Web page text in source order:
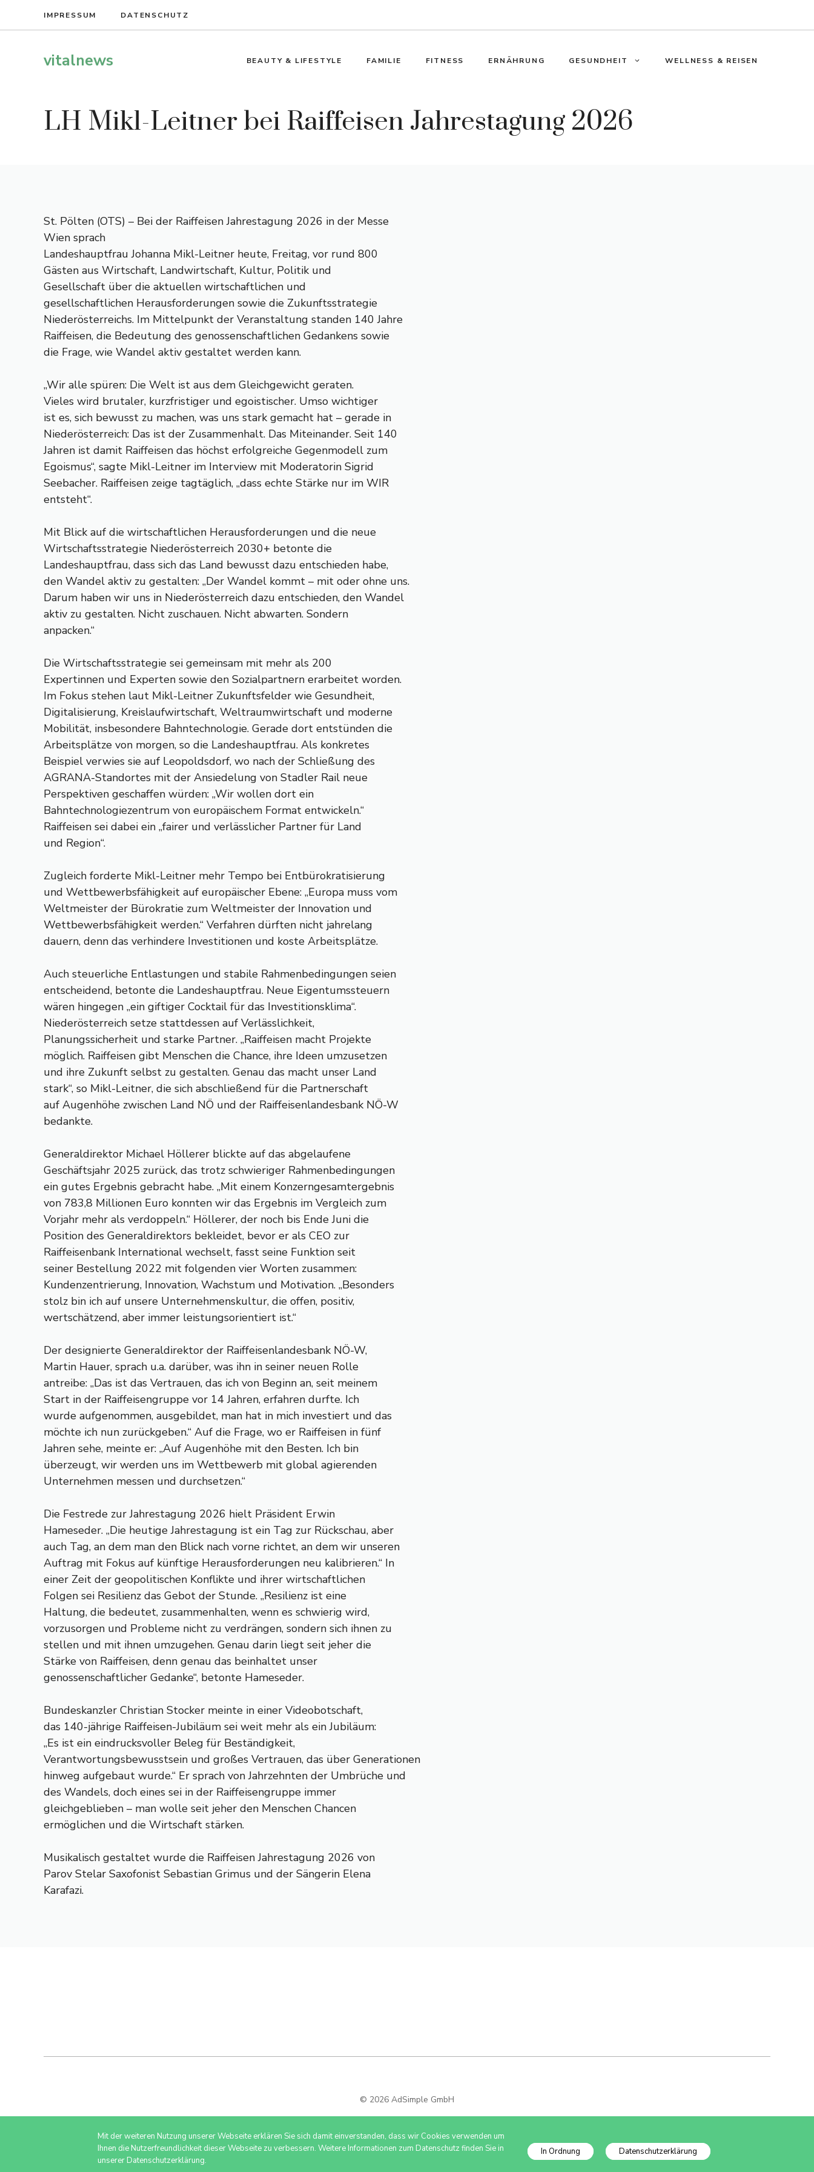
IMPRESSUM DATENSCHUTZ
vitalnews BEAUTY & LIFESTYLE FAMILIE FITNESS ERNÄHRUNG GESUNDHEIT WELLNESS & REISEN
LH Mikl-Leitner bei Raiffeisen Jahrestagung 2026
St. Pölten (OTS) – Bei der Raiffeisen Jahrestagung 2026 in der Messe
Wien sprach
Landeshauptfrau Johanna Mikl-Leitner heute, Freitag, vor rund 800
Gästen aus Wirtschaft, Landwirtschaft, Kultur, Politik und
Gesellschaft über die aktuellen wirtschaftlichen und
gesellschaftlichen Herausforderungen sowie die Zukunftsstrategie
Niederösterreichs. Im Mittelpunkt der Veranstaltung standen 140 Jahre
Raiffeisen, die Bedeutung des genossenschaftlichen Gedankens sowie
die Frage, wie Wandel aktiv gestaltet werden kann.
„Wir alle spüren: Die Welt ist aus dem Gleichgewicht geraten.
Vieles wird brutaler, kurzfristiger und egoistischer. Umso wichtiger
ist es, sich bewusst zu machen, was uns stark gemacht hat – gerade in
Niederösterreich: Das ist der Zusammenhalt. Das Miteinander. Seit 140
Jahren ist damit Raiffeisen das höchst erfolgreiche Gegenmodell zum
Egoismus“, sagte Mikl-Leitner im Interview mit Moderatorin Sigrid
Seebacher. Raiffeisen zeige tagtäglich, „dass echte Stärke nur im WIR
entsteht“.
Mit Blick auf die wirtschaftlichen Herausforderungen und die neue
Wirtschaftsstrategie Niederösterreich 2030+ betonte die
Landeshauptfrau, dass sich das Land bewusst dazu entschieden habe,
den Wandel aktiv zu gestalten: „Der Wandel kommt – mit oder ohne uns.
Darum haben wir uns in Niederösterreich dazu entschieden, den Wandel
aktiv zu gestalten. Nicht zuschauen. Nicht abwarten. Sondern
anpacken.“
Die Wirtschaftsstrategie sei gemeinsam mit mehr als 200
Expertinnen und Experten sowie den Sozialpartnern erarbeitet worden.
Im Fokus stehen laut Mikl-Leitner Zukunftsfelder wie Gesundheit,
Digitalisierung, Kreislaufwirtschaft, Weltraumwirtschaft und moderne
Mobilität, insbesondere Bahntechnologie. Gerade dort entstünden die
Arbeitsplätze von morgen, so die Landeshauptfrau. Als konkretes
Beispiel verwies sie auf Leopoldsdorf, wo nach der Schließung des
AGRANA-Standortes mit der Ansiedelung von Stadler Rail neue
Perspektiven geschaffen würden: „Wir wollen dort ein
Bahntechnologiezentrum von europäischem Format entwickeln.“
Raiffeisen sei dabei ein „fairer und verlässlicher Partner für Land
und Region“.
Zugleich forderte Mikl-Leitner mehr Tempo bei Entbürokratisierung
und Wettbewerbsfähigkeit auf europäischer Ebene: „Europa muss vom
Weltmeister der Bürokratie zum Weltmeister der Innovation und
Wettbewerbsfähigkeit werden.“ Verfahren dürften nicht jahrelang
dauern, denn das verhindere Investitionen und koste Arbeitsplätze.
Auch steuerliche Entlastungen und stabile Rahmenbedingungen seien
entscheidend, betonte die Landeshauptfrau. Neue Eigentumssteuern
wären hingegen „ein giftiger Cocktail für das Investitionsklima“.
Niederösterreich setze stattdessen auf Verlässlichkeit,
Planungssicherheit und starke Partner. „Raiffeisen macht Projekte
möglich. Raiffeisen gibt Menschen die Chance, ihre Ideen umzusetzen
und ihre Zukunft selbst zu gestalten. Genau das macht unser Land
stark“, so Mikl-Leitner, die sich abschließend für die Partnerschaft
auf Augenhöhe zwischen Land NÖ und der Raiffeisenlandesbank NÖ-W
bedankte.
Generaldirektor Michael Höllerer blickte auf das abgelaufene
Geschäftsjahr 2025 zurück, das trotz schwieriger Rahmenbedingungen
ein gutes Ergebnis gebracht habe. „Mit einem Konzerngesamtergebnis
von 783,8 Millionen Euro konnten wir das Ergebnis im Vergleich zum
Vorjahr mehr als verdoppeln.“ Höllerer, der noch bis Ende Juni die
Position des Generaldirektors bekleidet, bevor er als CEO zur
Raiffeisenbank International wechselt, fasst seine Funktion seit
seiner Bestellung 2022 mit folgenden vier Worten zusammen:
Kundenzentrierung, Innovation, Wachstum und Motivation. „Besonders
stolz bin ich auf unsere Unternehmenskultur, die offen, positiv,
wertschätzend, aber immer leistungsorientiert ist.“
Der designierte Generaldirektor der Raiffeisenlandesbank NÖ-W,
Martin Hauer, sprach u.a. darüber, was ihn in seiner neuen Rolle
antreibe: „Das ist das Vertrauen, das ich von Beginn an, seit meinem
Start in der Raiffeisengruppe vor 14 Jahren, erfahren durfte. Ich
wurde aufgenommen, ausgebildet, man hat in mich investiert und das
möchte ich nun zurückgeben.“ Auf die Frage, wo er Raiffeisen in fünf
Jahren sehe, meinte er: „Auf Augenhöhe mit den Besten. Ich bin
überzeugt, wir werden uns im Wettbewerb mit global agierenden
Unternehmen messen und durchsetzen.“
Die Festrede zur Jahrestagung 2026 hielt Präsident Erwin
Hameseder. „Die heutige Jahrestagung ist ein Tag zur Rückschau, aber
auch Tag, an dem man den Blick nach vorne richtet, an dem wir unseren
Auftrag mit Fokus auf künftige Herausforderungen neu kalibrieren.“ In
einer Zeit der geopolitischen Konflikte und ihrer wirtschaftlichen
Folgen sei Resilienz das Gebot der Stunde. „Resilienz ist eine
Haltung, die bedeutet, zusammenhalten, wenn es schwierig wird,
vorzusorgen und Probleme nicht zu verdrängen, sondern sich ihnen zu
stellen und mit ihnen umzugehen. Genau darin liegt seit jeher die
Stärke von Raiffeisen, denn genau das beinhaltet unser
genossenschaftlicher Gedanke“, betonte Hameseder.
Bundeskanzler Christian Stocker meinte in einer Videobotschaft,
das 140-jährige Raiffeisen-Jubiläum sei weit mehr als ein Jubiläum:
„Es ist ein eindrucksvoller Beleg für Beständigkeit,
Verantwortungsbewusstsein und großes Vertrauen, das über Generationen
hinweg aufgebaut wurde.“ Er sprach von Jahrzehnten der Umbrüche und
des Wandels, doch eines sei in der Raiffeisengruppe immer
gleichgeblieben – man wolle seit jeher den Menschen Chancen
ermöglichen und die Wirtschaft stärken.
Musikalisch gestaltet wurde die Raiffeisen Jahrestagung 2026 von
Parov Stelar Saxofonist Sebastian Grimus und der Sängerin Elena
Karafazi.
© 2026 AdSimple GmbH
Mit der weiteren Nutzung unserer Webseite erklären Sie sich damit einverstanden, dass wir Cookies verwenden um
Ihnen die Nutzerfreundlichkeit dieser Webseite zu verbessern. Weitere Informationen zum Datenschutz finden Sie in
unserer Datenschutzerklärung.
In Ordnung
Datenschutzerklärung